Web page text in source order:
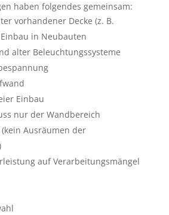
haben folgendes gemeinsam:
vorhandener Decke (z. B.
in Neubauten
alter Beleuchtungssysteme
Einbau
nur der Wandbereich
Ausräumen der
auf Verarbeitungsmängel